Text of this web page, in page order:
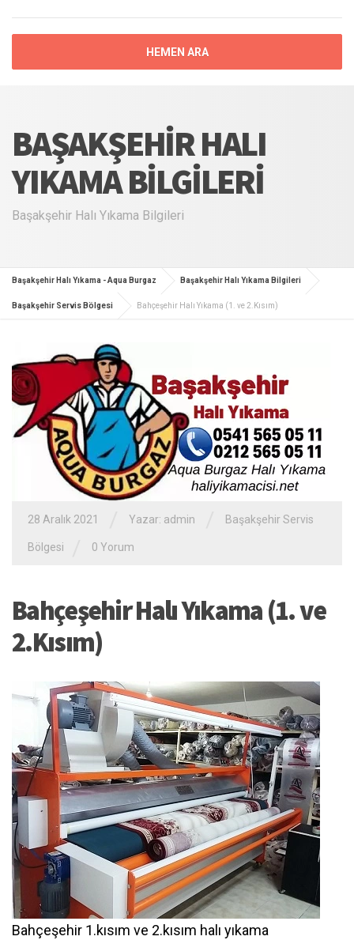
HEMEN ARA
BAŞAKŞEHIR HALI
YIKAMA BILGILERI
Başakşehir Halı Yıkama Bilgileri
Başakşehir Halı Yıkama - Aqua Burgaz Başakşehir Halı Yıkama Bilgileri
Başakşehir Servis Bölgesi Bahçeşehir Halı Yıkama (1. ve 2.Kısım)
28 Aralık 2021 Yazar: admin Başakşehir Servis
Bölgesi 0 Yorum
Bahçeşehir Halı Yıkama (1. ve
2.Kısım)
Bahçeşehir 1.kısım ve 2.kısım halı yıkama